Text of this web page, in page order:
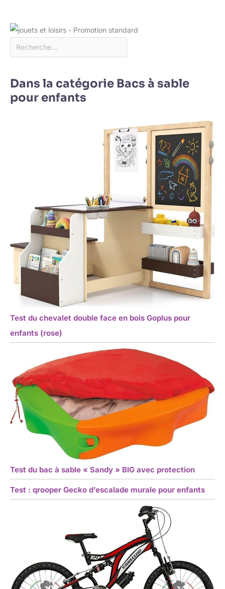
Dans la catégorie Bacs à sable
pour enfants
Test du chevalet double face en bois Goplus pour
enfants (rose)
Test du bac à sable « Sandy » BIG avec protection
Test : qrooper Gecko d’escalade murale pour enfants